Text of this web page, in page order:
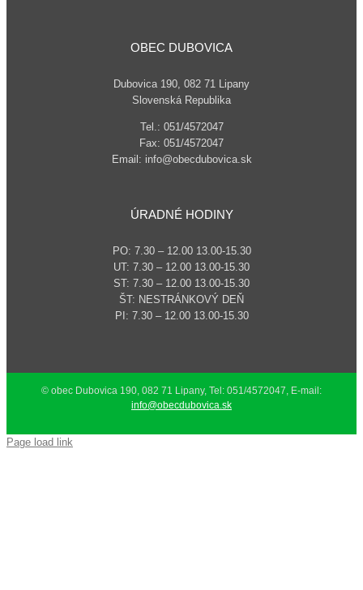
OBEC DUBOVICA
Dubovica 190, 082 71 Lipany
Slovenská Republika
Tel.: 051/4572047
Fax: 051/4572047
Email: info@obecdubovica.sk
ÚRADNÉ HODINY
PO: 7.30 – 12.00 13.00-15.30
UT: 7.30 – 12.00 13.00-15.30
ST: 7.30 – 12.00 13.00-15.30
ŠT: NESTRÁNKOVÝ DEŇ
PI: 7.30 – 12.00 13.00-15.30
© obec Dubovica 190, 082 71 Lipany, Tel: 051/4572047, E-mail:
info@obecdubovica.sk
Page load link